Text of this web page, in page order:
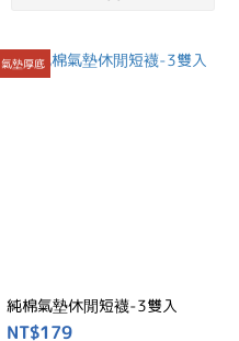
氣墊厚底
純棉氣墊休閒短襪-3雙入
NT$179